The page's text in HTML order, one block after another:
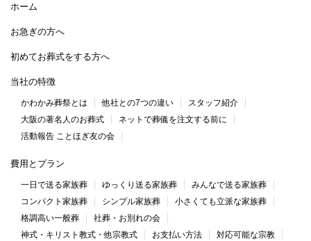
ホーム
お急ぎの方へ
初めてお葬式をする方へ
当社の特徴
かわかみ葬祭とは 他社との7つの違い
スタッフ紹介
大阪の著名人のお葬式
ネットで葬儀を注文する前に
活動報告 ことほぎ友の会
費用とプラン
一日で送る家族葬 ゆっくり送る家族葬
みんなで送る家族葬
コンパクト家族葬
シンプル家族葬
小さくても立派な家族葬
格調高い一般葬
社葬・お別れの会
神式・キリスト教式・他宗教式
お支払い方法 対応可能な宗教